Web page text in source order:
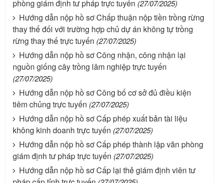
phòng giám định tư pháp trực tuyến (27/07/2025)
Hướng dẫn nộp hồ sơ Chấp thuận nộp tiền trồng rừng
thay thế đối với trường hợp chủ dự án không tự trồng
rừng thay thế trực tuyến (27/07/2025)
Hướng dẫn nộp hồ sơ Công nhận, công nhận lại
nguồn giống cây trồng lâm nghiệp trực tuyến
(27/07/2025)
Hướng dẫn nộp hồ sơ Công bố cơ sở đủ điều kiện
tiêm chủng trực tuyến (27/07/2025)
Hướng dẫn nộp hồ sơ Cấp phép xuất bản tài liệu
không kinh doanh trực tuyến (27/07/2025)
Hướng dẫn nộp hồ sơ Cấp phép thành lập văn phòng
giám định tư pháp trực tuyến (27/07/2025)
Hướng dẫn nộp hồ sơ Cấp lại thẻ giám định viên tư